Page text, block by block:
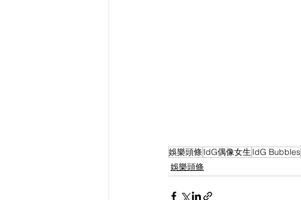
娛樂頭條 IdG偶像女生 IdG Bubbles
娛樂頭條